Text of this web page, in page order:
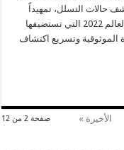
حالات التسلل، تمهيداً
لإمكانية استخدامها نهاية العام المقبل في كأس العالم 2022 التي تستضيفها
الموثوقية وتسريع اكتشاف
صفحة 2 من 12 الأخيرة »